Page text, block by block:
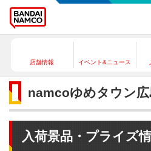
店舗情報 イベント&ニュース
namcoゆめタウン広
入荷景品・プライズ